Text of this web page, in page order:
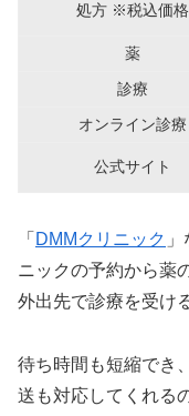
処方 ※税込価格
薬
診療
オンライン診療
公式サイト
「 DMMクリニック
ニックの予約から薬
外出先で診療を受け
待ち時間も短縮でき
送も対応してくれる